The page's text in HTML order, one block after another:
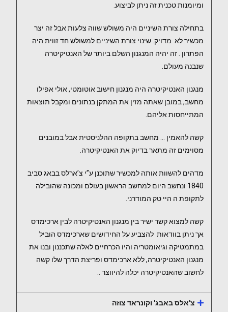
ומיומנות טכנית זה ניתן לביצוע.
בתחילה צורת השיניים היה משולש שווה צלעות אבל זה יצר
מכשיר לא מדויק. שינוי צורת השיניים למשולש חד זווית היה
הפתרון . זה יהיה המנגנון השלם ביותר של האנטיקיטרה
שנבנה מעולם.
מנגנון האנטיקיטרה היה מנגנון חישוב אוטומטי, אולי אפילו
מחשב, במובן שאתה מזין את המתקן בנתונים ומקבל תוצאות
המתייחסות אליהם.
קשה להאמין … מחשב בתקופה ההלניסטית אבל במובנים
מסוימים זה מתאר בדיוק את האנטיקיטרה.
מדהים להשוות אותה למכשיר שתוכנן ע”י צ’ארלס בבאג סביב
1840 ונחשב היום למחשב הראשון בעולם ומכונה שהובילה
לתקופת ה היי טק המודרני.
קשה למצוא קשר ישיר בין מנגנון האנטיקיטרה לבין ארכימדס
אך ניתן בוודאות להצביע על החידושים שארכימדס הוביל
במתמטיקה וגיאומטריה והיו הכרחיים לאלה שתכננון ובנו את
מנגנון האנטיקיטרה, ללא ארכימדס ופריצת הדרך שלו קשה
לחשוב שהאנטיקיטרה יכלה להיווצר ..
צ'אלס באבג' וקונראד צוזה